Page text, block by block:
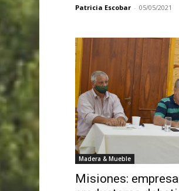
Patricia Escobar - 05/05/2021
Madera & Mueble
Misiones: